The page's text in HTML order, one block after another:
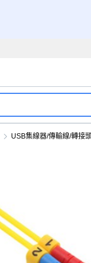
USB集線器/傳輸線/轉接